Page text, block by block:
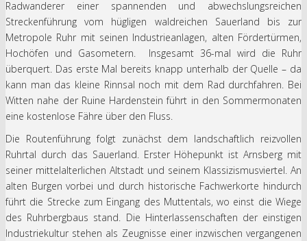
Radwanderer einer spannenden und abwechslungsreichen
Streckenführung vom hügligen waldreichen Sauerland bis zur
Metropole Ruhr mit seinen Industrieanlagen, alten Fördertürmen,
Hochöfen und Gasometern. Insgesamt 36-mal wird die Ruhr
überquert. Das erste Mal bereits knapp unterhalb der Quelle – da
kann man das kleine Rinnsal noch mit dem Rad durchfahren. Bei
Witten nahe der Ruine Hardenstein führt in den Sommermonaten
eine kostenlose Fähre über den Fluss.
Die Routenführung folgt zunächst dem landschaftlich reizvollen
Ruhrtal durch das Sauerland. Erster Höhepunkt ist Arnsberg mit
seiner mittelalterlichen Altstadt und seinem Klassizismusviertel. An
alten Burgen vorbei und durch historische Fachwerkorte hindurch
führt die Strecke zum Eingang des Muttentals, wo einst die Wiege
des Ruhrbergbaus stand. Die Hinterlassenschaften der einstigen
Industriekultur stehen als Zeugnisse einer inzwischen vergangenen